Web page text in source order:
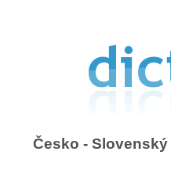
Česko -